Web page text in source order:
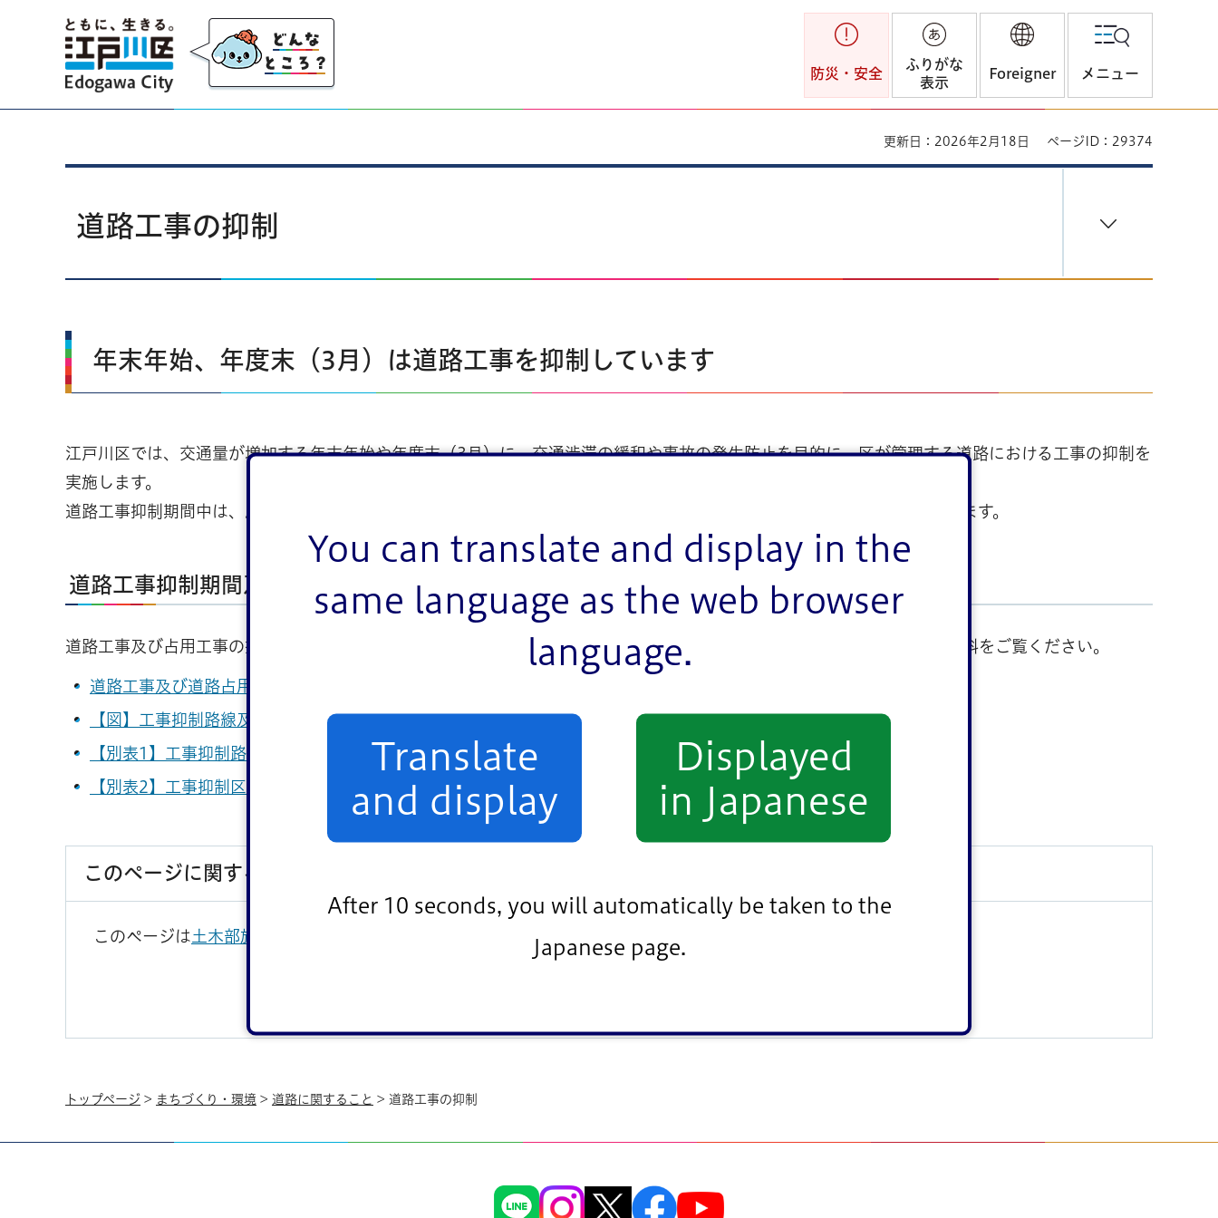
You can translate and display in the
same language as the web browser
language.
Translate
and display
Displayed
in Japanese
After 10 seconds, you will automatically be taken to the
Japanese page.
江戸川区
防災・安全
ふりがな
表示
Foreigner メニュー
更新日：2026年2月18日 ページID：29374
道路工事の抑制
年末年始、年度末（3月）は道路工事を抑制しています
江戸川区では、交通量が増加する年末年始や年度末（3月）に、交通渋滞の緩和や事故の発生防止を目的に、区が管理する道路における工事の抑制を
実施します。
道路工事抑制期間中は、原則として、区が実施する道路の維持管理作業、ライフライン等の緊急工事以外の施工は中止されます。
道路工事抑制期間及び抑制路線・区域
道路工事及び占用工事の抑制期間及び抑制路線・区域、抑制期間中の工事中止箇所の取扱い、工事中止の特例等は以下の資料をご覧ください。
道路工事及び道路占用工事抑制方針（PDF：87KB）
【図】工事抑制路線及び区域（PDF：656KB）
【別表1】工事抑制路線一覧（PDF：55KB）
【別表2】工事抑制区域一覧（PDF：40KB）
このページに関するお問い合わせ
このページは土木部施設管理課
トップページ > まちづくり・環境 > 道路に関すること > 道路工事の抑制